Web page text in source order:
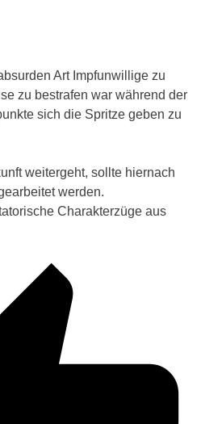
Art Impfunwillige zu
zu bestrafen war während der
sich die Spritze geben zu
weitergeht, sollte hiernach
werden.
Charakterzüge aus